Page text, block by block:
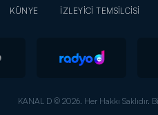
KÜNYE İZLEYİCİ TEMSİLCİSİ
KANAL D © 2026. Her Hakkı Saklıdır.